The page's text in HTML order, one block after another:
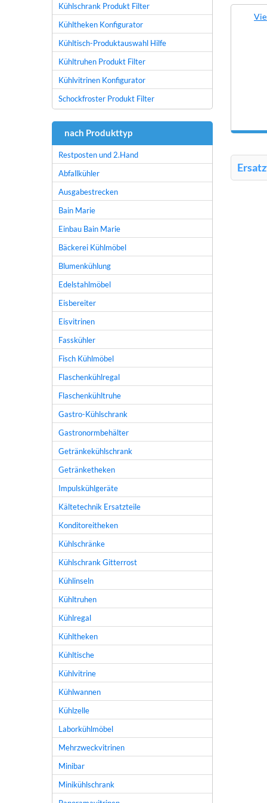
Kühlschrank Produkt Filter
Kühltheken Konfigurator
Kühltisch-Produktauswahl Hilfe
Kühltruhen Produkt Filter
Kühlvitrinen Konfigurator
Schockfroster Produkt Filter
nach Produkttyp
Restposten und 2.Hand
Abfallkühler
Ausgabestrecken
Bain Marie
Einbau Bain Marie
Bäckerei Kühlmöbel
Blumenkühlung
Edelstahlmöbel
Eisbereiter
Eisvitrinen
Fasskühler
Fisch Kühlmöbel
Flaschenkühlregal
Flaschenkühltruhe
Gastro-Kühlschrank
Gastronormbehälter
Getränkekühlschrank
Getränketheken
Impulskühlgeräte
Kältetechnik Ersatzteile
Konditoreitheken
Kühlschränke
Kühlschrank Gitterrost
Kühlinseln
Kühltruhen
Kühlregal
Kühltheken
Kühltische
Kühlvitrine
Kühlwannen
Kühlzelle
Laborkühlmöbel
Mehrzweckvitrinen
Minibar
Minikühlschrank